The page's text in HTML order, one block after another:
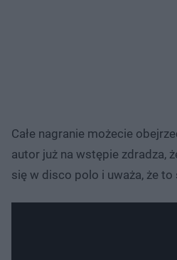
Całe nagranie możecie
autor już na wstępie zdradza,
się w disco polo i uważa, że to